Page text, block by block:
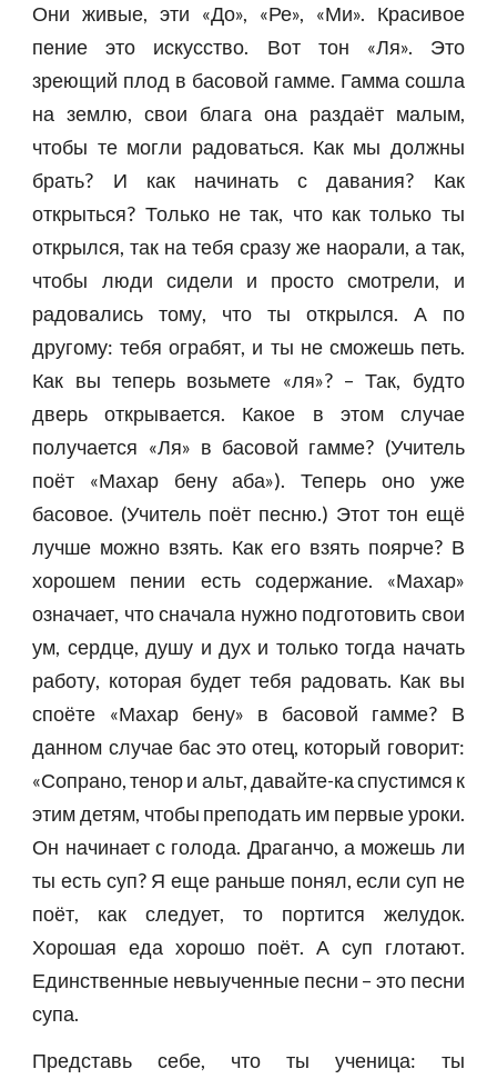
Они живые, эти «До», «Ре», «Ми». Красивое
пение это искусство. Вот тон «Ля». Это
зреющий плод в басовой гамме. Гамма сошла
на землю, свои блага она раздаёт малым,
чтобы те могли радоваться. Как мы должны
брать? И как начинать с давания? Как
открыться? Только не так, что как только ты
открылся, так на тебя сразу же наорали, а так,
чтобы люди сидели и просто смотрели, и
радовались тому, что ты открылся. А по
другому: тебя ограбят, и ты не сможешь петь.
Как вы теперь возьмете «ля»? – Так, будто
дверь открывается. Какое в этом случае
получается «Ля» в басовой гамме? (Учитель
поёт «Махар бену аба»). Теперь оно уже
басовое. (Учитель поёт песню.) Этот тон ещё
лучше можно взять. Как его взять поярче? В
хорошем пении есть содержание. «Махар»
означает, что сначала нужно подготовить свои
ум, сердце, душу и дух и только тогда начать
работу, которая будет тебя радовать. Как вы
споёте «Махар бену» в басовой гамме? В
данном случае бас это отец, который говорит:
«Сопрано, тенор и альт, давайте-ка спустимся к
этим детям, чтобы преподать им первые уроки.
Он начинает с голода. Драганчо, а можешь ли
ты есть суп? Я еще раньше понял, если суп не
поёт, как следует, то портится желудок.
Хорошая еда хорошо поёт. А суп глотают.
Единственные невыученные песни – это песни
супа.
Представь себе, что ты ученица: ты